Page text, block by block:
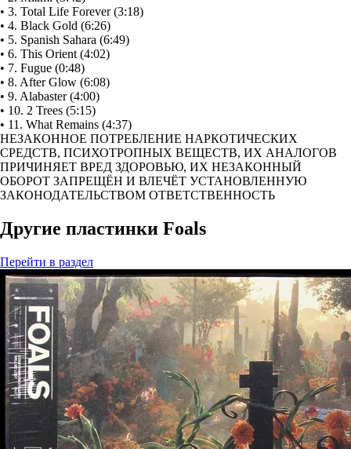
• 3. Total Life Forever (3:18)
• 4. Black Gold (6:26)
• 5. Spanish Sahara (6:49)
• 6. This Orient (4:02)
• 7. Fugue (0:48)
• 8. After Glow (6:08)
• 9. Alabaster (4:00)
• 10. 2 Trees (5:15)
• 11. What Remains (4:37)
НЕЗАКОННОЕ ПОТРЕБЛЕНИЕ НАРКОТИЧЕСКИХ
СРЕДСТВ, ПСИХОТРОПНЫХ ВЕЩЕСТВ, ИХ АНАЛОГОВ
ПРИЧИНЯЕТ ВРЕД ЗДОРОВЬЮ, ИХ НЕЗАКОННЫЙ
ОБОРОТ ЗАПРЕЩЁН И ВЛЕЧЁТ УСТАНОВЛЕННУЮ
ЗАКОНОДАТЕЛЬСТВОМ ОТВЕТСТВЕННОСТЬ
Другие пластинки Foals
Перейти в раздел